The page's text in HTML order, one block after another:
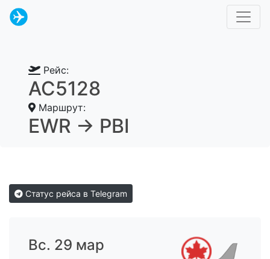
Рейс:
AC5128
Маршрут:
EWR → PBI
Статус рейса в Telegram
Вс. 29 мар